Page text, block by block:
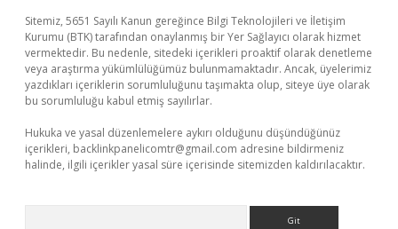
Sitemiz, 5651 Sayılı Kanun gereğince Bilgi Teknolojileri ve İletişim
Kurumu (BTK) tarafından onaylanmış bir Yer Sağlayıcı olarak hizmet
vermektedir. Bu nedenle, sitedeki içerikleri proaktif olarak denetleme
veya araştırma yükümlülüğümüz bulunmamaktadır. Ancak, üyelerimiz
yazdıkları içeriklerin sorumluluğunu taşımakta olup, siteye üye olarak
bu sorumluluğu kabul etmiş sayılırlar.
Hukuka ve yasal düzenlemelere aykırı olduğunu düşündüğünüz
içerikleri, backlinkpanelicomtr@gmail.com adresine bildirmeniz
halinde, ilgili içerikler yasal süre içerisinde sitemizden kaldırılacaktır.